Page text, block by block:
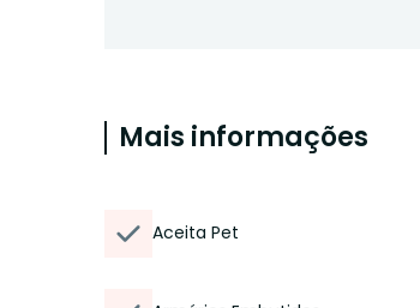
Mais informações
Aceita Pet